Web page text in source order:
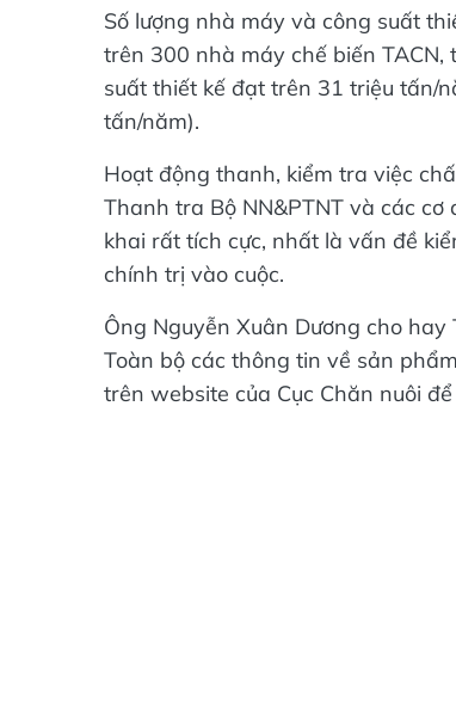
Số lượng nhà máy và công suất
trên 300 nhà máy chế biến
suất thiết kế đạt trên 31 triệu tấn/
tấn/năm).
Hoạt động thanh, kiểm tra việc
Thanh tra Bộ NN&PTNT và các
khai rất tích cực, nhất là vấn đề
chính trị vào cuộc.
Ông Nguyễn Xuân Dương cho
Toàn bộ các thông tin về sản
trên website của Cục Chăn nuôi